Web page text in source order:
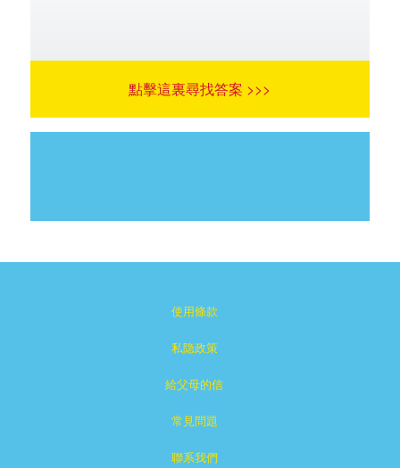
點擊這裏尋找答案 >>>
使用條款
私隐政策
給父母的信
常見問題
聯系我們